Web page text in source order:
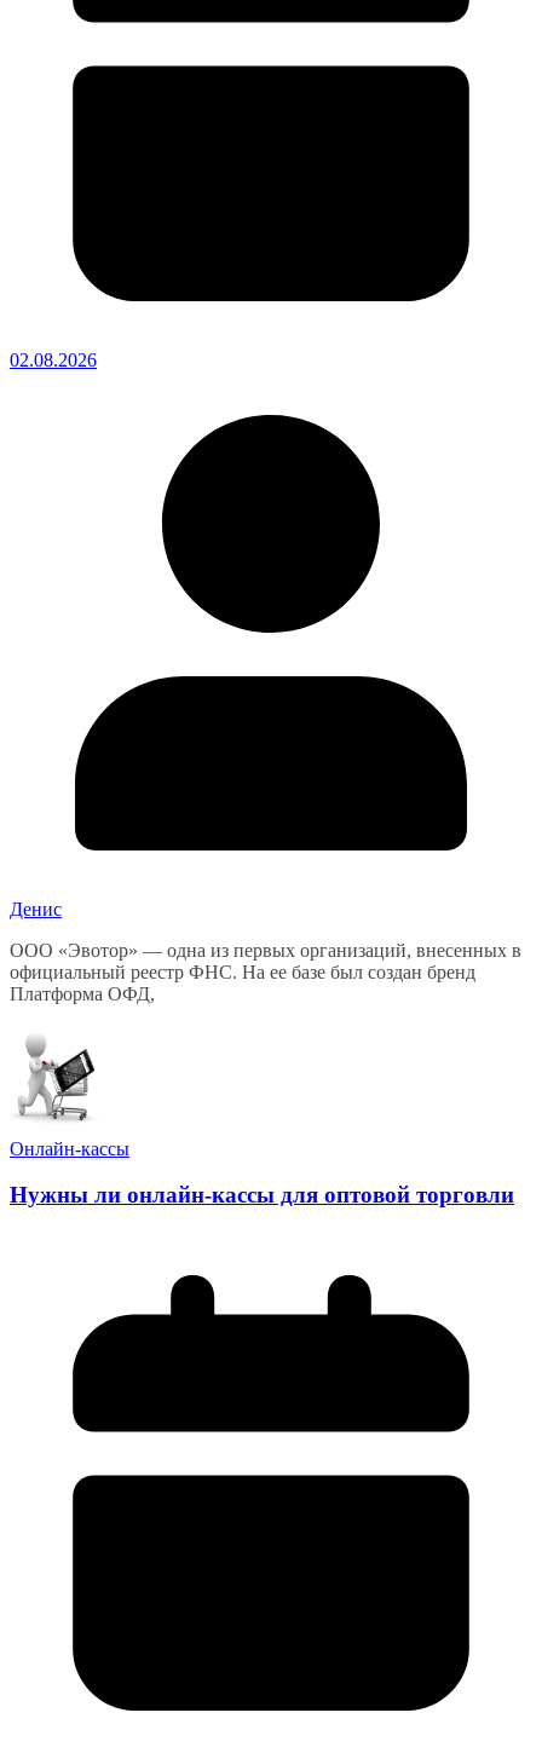
02.08.2026
Денис
ООО «Эвотор» — одна из первых организаций, внесенных в
официальный реестр ФНС. На ее базе был создан бренд
Платформа ОФД,
Онлайн-кассы
Нужны ли онлайн-кассы для оптовой торговли